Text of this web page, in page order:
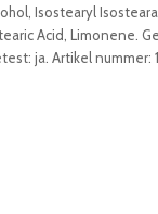
Isostearyl
Acid, Limonene.
ja. Artikel nummer: